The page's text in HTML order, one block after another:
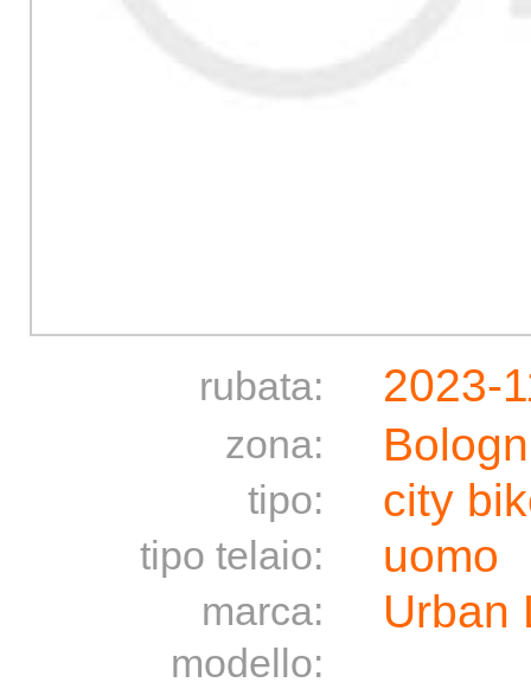
rubata: 2023-
zona:
tipo: city
tipo telaio: uomo
marca: Urban
modello: